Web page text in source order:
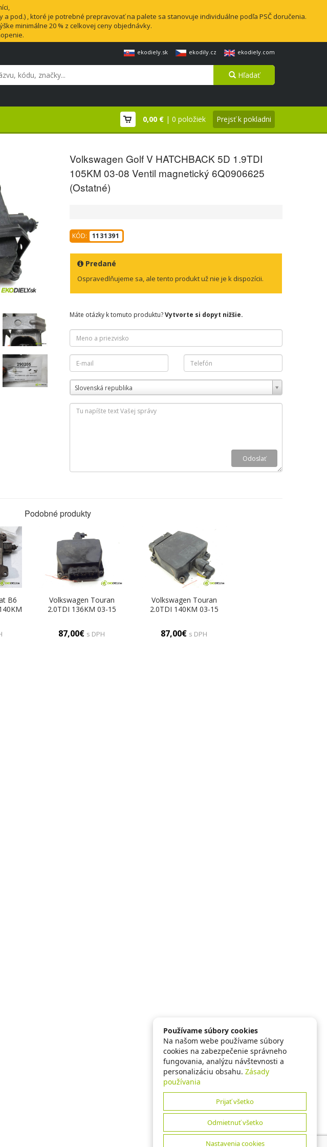
pod.) , ktoré je potrebné prepravovať na palete sa stanovuje individuálne podľa PSČ doručenia.
minimálne 20 % z celkovej ceny objednávky.
ekodiely.sk ekodily.cz ekodiely.com
Hľadať
0,00 € | 0 položiek Prejsť k pokladni
Volkswagen Golf V HATCHBACK 5D 1.9TDI
105KM 03-08 Ventil magnetický 6Q0906625
(Ostatné)
KÓD: 1131391
Predané
Ospravedlňujeme sa, ale tento produkt už nie je k dispozícii.
Máte otázky k tomuto produktu?Vytvorte si dopyt nižšie.
Slovenská republika
Podobné produkty
B6
Volkswagen Touran
2.0TDI 136KM 03-15
87,00€ s DPH
Volkswagen Touran
2.0TDI 140KM 03-15
87,00€ s DPH
Používame súbory cookies
Na našom webe používame súbory
cookies na zabezpečenie správneho
fungovania, analýzu návštevnosti a
personalizáciu obsahu. Zásady
používania
Prijať všetko
Odmietnuť všetko
Nastavenia cookies